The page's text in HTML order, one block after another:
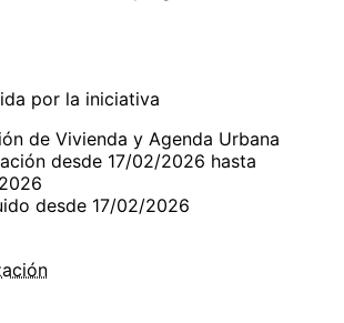
por la iniciativa
de Vivienda y Agenda Urbana
desde 17/02/2026 hasta
desde 17/02/2026